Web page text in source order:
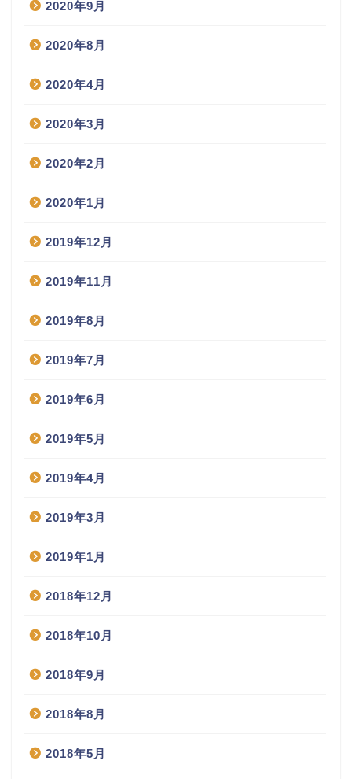
2020年9月
2020年8月
2020年4月
2020年3月
2020年2月
2020年1月
2019年12月
2019年11月
2019年8月
2019年7月
2019年6月
2019年5月
2019年4月
2019年3月
2019年1月
2018年12月
2018年10月
2018年9月
2018年8月
2018年5月